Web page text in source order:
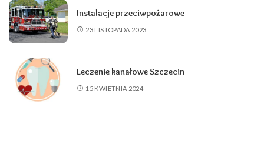
Instalacje przeciwpożarowe
23 LISTOPADA 2023
Leczenie kanałowe Szczecin
15 KWIETNIA 2024